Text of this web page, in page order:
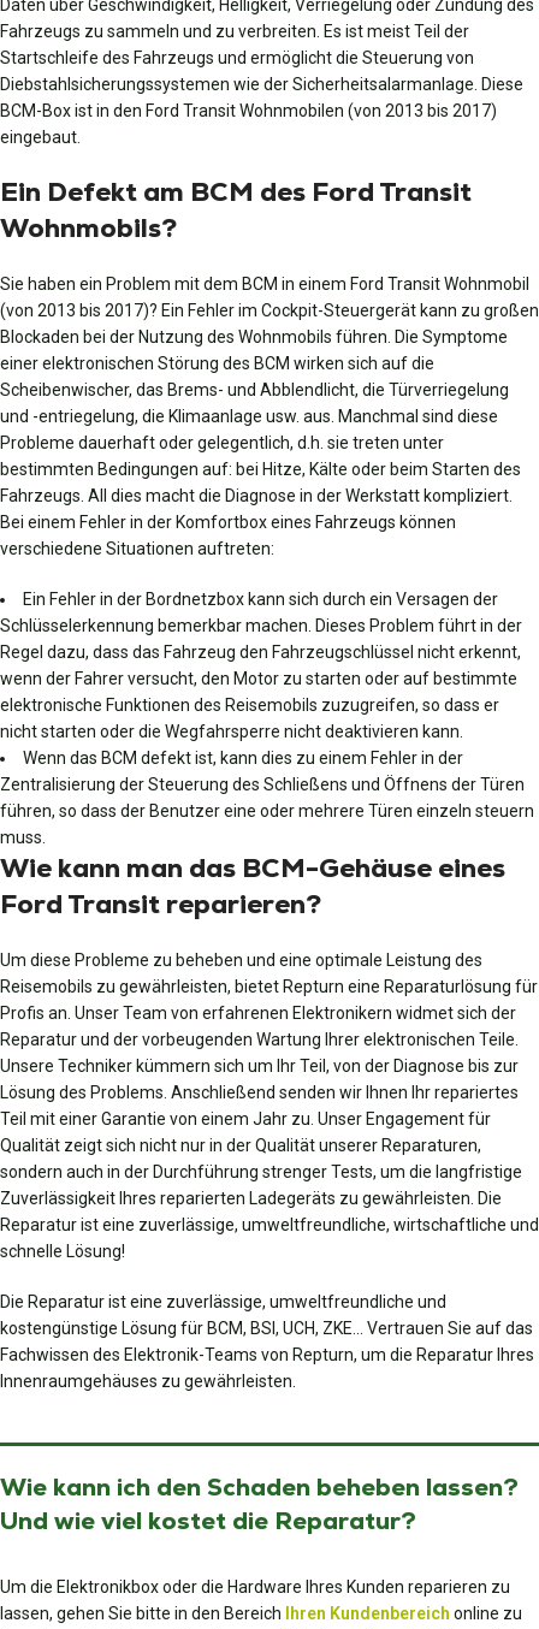
Daten über Geschwindigkeit, Helligkeit, Verriegelung oder Zündung des
Fahrzeugs zu sammeln und zu verbreiten. Es ist meist Teil der
Startschleife des Fahrzeugs und ermöglicht die Steuerung von
Diebstahlsicherungssystemen wie der Sicherheitsalarmanlage. Diese
BCM-Box ist in den Ford Transit Wohnmobilen (von 2013 bis 2017)
eingebaut.
Ein Defekt am BCM des Ford Transit
Wohnmobils?
Sie haben ein Problem mit dem BCM in einem Ford Transit Wohnmobil
(von 2013 bis 2017)? Ein Fehler im Cockpit-Steuergerät kann zu großen
Blockaden bei der Nutzung des Wohnmobils führen. Die Symptome
einer elektronischen Störung des BCM wirken sich auf die
Scheibenwischer, das Brems- und Abblendlicht, die Türverriegelung
und -entriegelung, die Klimaanlage usw. aus. Manchmal sind diese
Probleme dauerhaft oder gelegentlich, d.h. sie treten unter
bestimmten Bedingungen auf: bei Hitze, Kälte oder beim Starten des
Fahrzeugs. All dies macht die Diagnose in der Werkstatt kompliziert.
Bei einem Fehler in der Komfortbox eines Fahrzeugs können
verschiedene Situationen auftreten:
Ein Fehler in der Bordnetzbox kann sich durch ein Versagen der
Schlüsselerkennung bemerkbar machen. Dieses Problem führt in der
Regel dazu, dass das Fahrzeug den Fahrzeugschlüssel nicht erkennt,
wenn der Fahrer versucht, den Motor zu starten oder auf bestimmte
elektronische Funktionen des Reisemobils zuzugreifen, so dass er
nicht starten oder die Wegfahrsperre nicht deaktivieren kann.
Wenn das BCM defekt ist, kann dies zu einem Fehler in der
Zentralisierung der Steuerung des Schließens und Öffnens der Türen
führen, so dass der Benutzer eine oder mehrere Türen einzeln steuern
muss.
Wie kann man das BCM-Gehäuse eines
Ford Transit reparieren?
Um diese Probleme zu beheben und eine optimale Leistung des
Reisemobils zu gewährleisten, bietet Repturn eine Reparaturlösung für
Profis an. Unser Team von erfahrenen Elektronikern widmet sich der
Reparatur und der vorbeugenden Wartung Ihrer elektronischen Teile.
Unsere Techniker kümmern sich um Ihr Teil, von der Diagnose bis zur
Lösung des Problems. Anschließend senden wir Ihnen Ihr repariertes
Teil mit einer Garantie von einem Jahr zu. Unser Engagement für
Qualität zeigt sich nicht nur in der Qualität unserer Reparaturen,
sondern auch in der Durchführung strenger Tests, um die langfristige
Zuverlässigkeit Ihres reparierten Ladegeräts zu gewährleisten. Die
Reparatur ist eine zuverlässige, umweltfreundliche, wirtschaftliche und
schnelle Lösung!
Die Reparatur ist eine zuverlässige, umweltfreundliche und
kostengünstige Lösung für BCM, BSI, UCH, ZKE… Vertrauen Sie auf das
Fachwissen des Elektronik-Teams von Repturn, um die Reparatur Ihres
Innenraumgehäuses zu gewährleisten.
Wie kann ich den Schaden beheben lassen?
Und wie viel kostet die Reparatur?
Um die Elektronikbox oder die Hardware Ihres Kunden reparieren zu
lassen, gehen Sie bitte in den Bereich
Ihren Kundenbereich online zu